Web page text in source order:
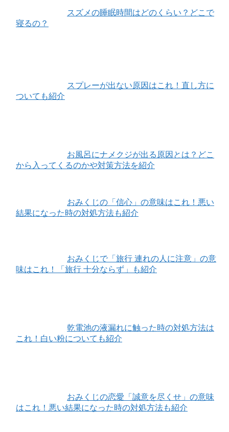
スズメの睡眠時間はどのくらい？どこで
寝るの？
スプレーが出ない原因はこれ！直し方に
ついても紹介
お風呂にナメクジが出る原因とは？どこ
から入ってくるのかや対策方法を紹介
おみくじの「信心」の意味はこれ！悪い
結果になった時の対処方法も紹介
おみくじで「旅行 連れの人に注意」の意
味はこれ！「旅行 十分ならず」も紹介
乾電池の液漏れに触った時の対処方法は
これ！白い粉についても紹介
おみくじの恋愛「誠意を尽くせ」の意味
はこれ！悪い結果になった時の対処方法も紹介